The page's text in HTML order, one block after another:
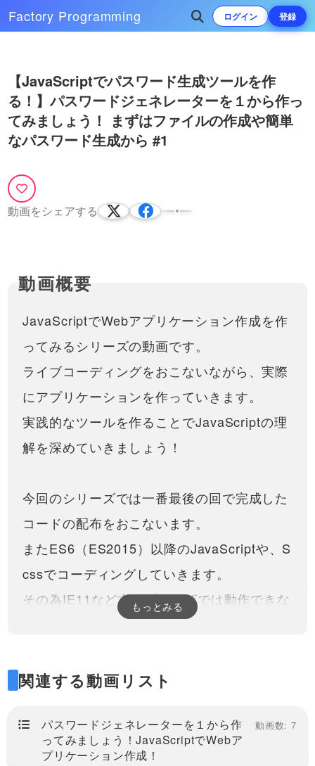
Factory Programming ログイン 登録
Play
Video
次によく再生されている動画
【JavaScriptで数を当てるゲーム
#1】まずは完成版の確認と、基
本的なUIから！
今回のシリーズから、JavaScriptと
Sassを使って、JSの練習のための
フェクト（効果）をかけて、奥行
きのある演出をしてみましょう！
今回は、最近のサイトでよく見かけ
るパララックス（parallax）・視差
までパスワードが数字のみだったも
のに加えて英字を追加してみます。
英字を追加すること自体は簡…
【JavaScriptでパスワード生成ツールを作
る！】パスワードジェネレーターを１から作っ
てみましょう！ まずはファイルの作成や簡単
なパスワード生成から #1
動画をシェアする
JavaScriptでWebアプリケーション作成を作
ってみるシリーズの動画です。
ライブコーディングをおこないながら、実際
にアプリケーションを作っていきます。
実践的なツールを作ることでJavaScriptの理
解を深めていきましょう！
今回のシリーズでは一番最後の回で完成した
コードの配布をおこないます。
またES6（ES2015）以降のJavaScriptや、S
cssでコーディングしていきます。
その為IE11など古いブラウザでは動作できな
い場合がありますので、ご注意ください（po
Scssは別途動画内でCSSのコンパイル後の
※セキュリティ性が高いツールの作成をおこ
もっとみる
関連する動画リスト
パスワードジェネレーターを１から作
ってみましょう！JavaScriptでWebア
プリケーション作成！
動画数: 7